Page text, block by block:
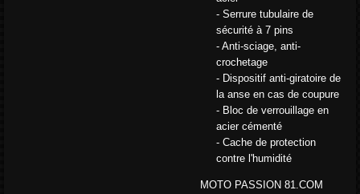
- Serrure tubulaire de
sécurité à 7 pins
- Anti-sciage, anti-
crochetage
- Dispositif anti-giratoire de
la anse en cas de coupure
- Bloc de verrouillage en
acier cémenté
- Cache de protection
contre l'humidité
MOTO PASSION 81.COM